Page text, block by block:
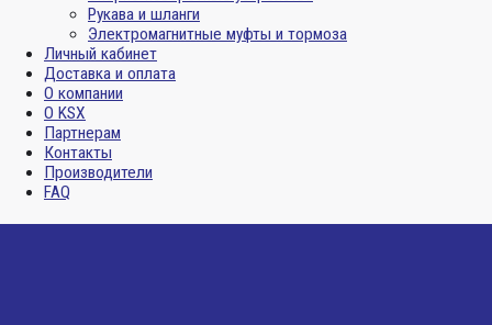
Рукава и шланги
Электромагнитные муфты и тормоза
Личный кабинет
Доставка и оплата
О компании
О KSX
Партнерам
Контакты
Производители
FAQ